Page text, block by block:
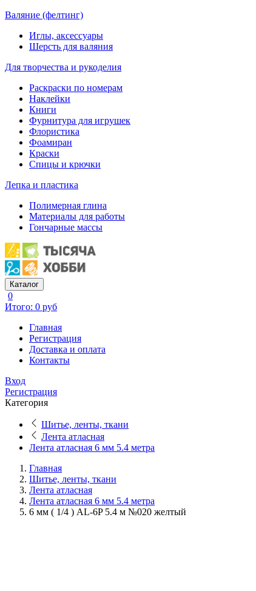
Валяние (фелтинг)
Иглы, аксессуары
Шерсть для валяния
Для творчества и рукоделия
Раскраски по номерам
Наклейки
Книги
Фурнитура для игрушек
Флористика
Фоамиран
Краски
Спицы и крючки
Лепка и пластика
Полимерная глина
Материалы для работы
Гончарные массы
Каталог
0
Итого: 0 руб
Главная
Регистрация
Доставка и оплата
Контакты
Вход
Регистрация
Категория
Шитье, ленты, ткани
Лента атласная
Лента атласная 6 мм 5.4 метра
Главная
Шитье, ленты, ткани
Лента атласная
Лента атласная 6 мм 5.4 метра
6 мм ( 1/4 ) AL-6P 5.4 м №020 желтый